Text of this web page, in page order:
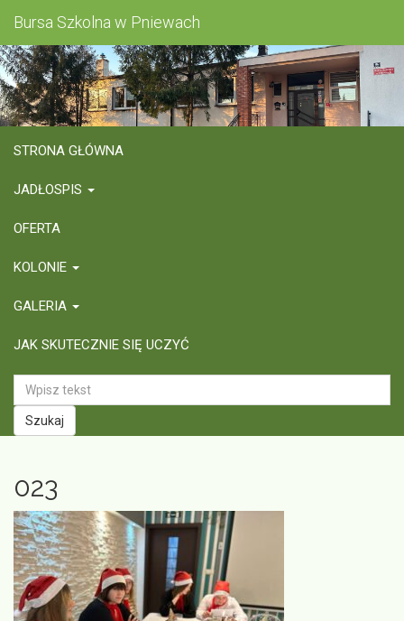
Bursa Szkolna w Pniewach
STRONA GŁÓWNA
JADŁOSPIS
OFERTA
KOLONIE
GALERIA
JAK SKUTECZNIE SIĘ UCZYĆ
Szukaj
023